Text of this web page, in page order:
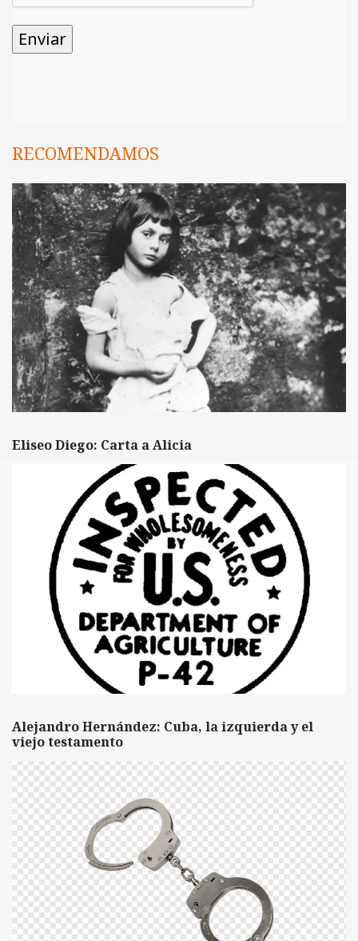
RECOMENDAMOS
Eliseo Diego: Carta a Alicia
Alejandro Hernández: Cuba, la izquierda y el
viejo testamento